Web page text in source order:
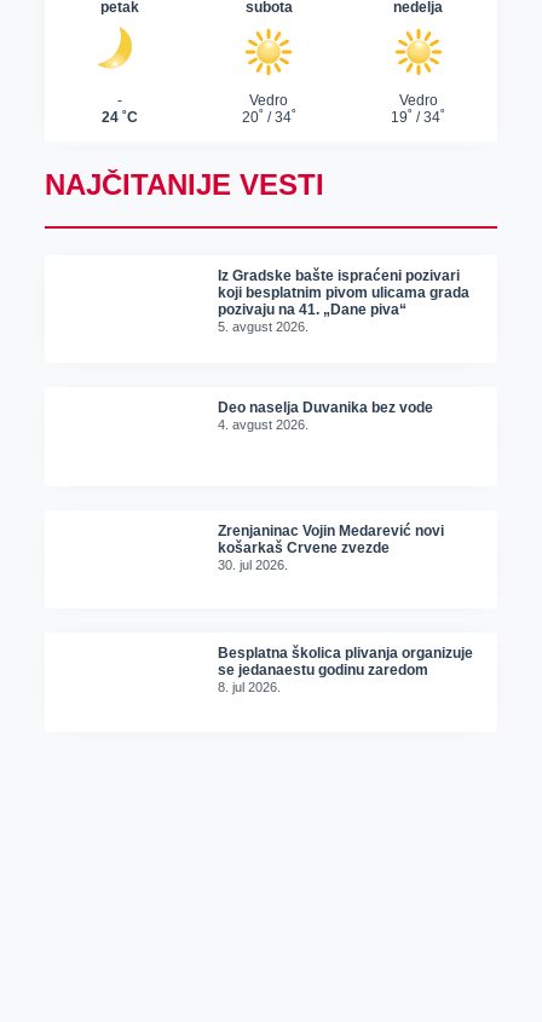
NAJČITANIJE VESTI
Iz Gradske bašte ispraćeni pozivari
koji besplatnim pivom ulicama grada
pozivaju na 41. „Dane piva“
5. avgust 2026.
Deo naselja Duvanika bez vode
4. avgust 2026.
Zrenjaninac Vojin Medarević novi
košarkaš Crvene zvezde
30. jul 2026.
Besplatna školica plivanja organizuje
se jedanaestu godinu zaredom
8. jul 2026.